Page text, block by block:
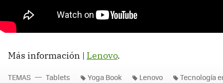
Más información | Lenovo.
TEMAS Tablets Yoga Book Lenovo Tecnología